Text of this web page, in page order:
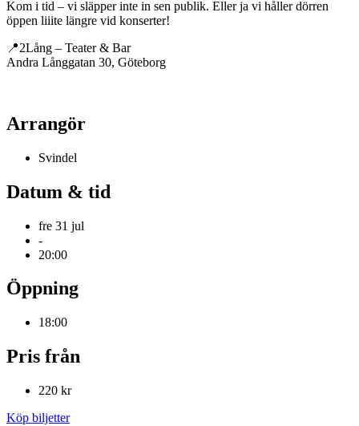
Kom i tid – vi släpper inte in sen publik. Eller ja vi håller dörren
öppen liiite längre vid konserter!
📍2Lång – Teater & Bar
Andra Långgatan 30, Göteborg
Arrangör
Svindel
Datum & tid
fre 31 jul
-
20:00
Öppning
18:00
Pris från
220 kr
Köp biljetter